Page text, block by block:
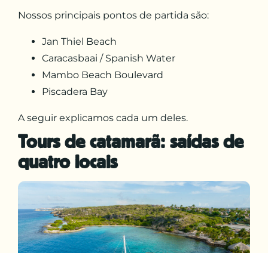
Nossos principais pontos de partida são:
Jan Thiel Beach
Caracasbaai / Spanish Water
Mambo Beach Boulevard
Piscadera Bay
A seguir explicamos cada um deles.
Tours de catamarã: saídas de
quatro locais